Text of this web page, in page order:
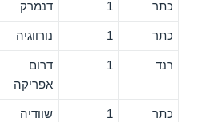
כתר 1 דנמרק
כתר 1 נורווגיה
רנד 1
דרום
אפריקה
כתר 1 שוודיה